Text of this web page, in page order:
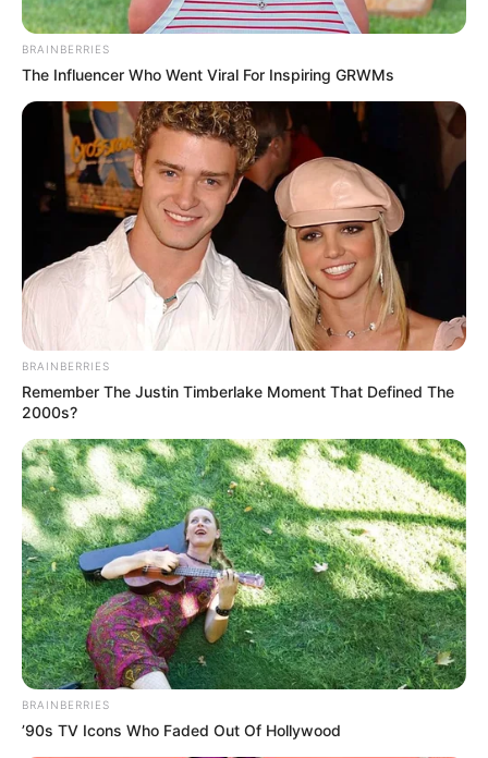
Hace 40 minutos
acaban de
confirmar que…Ver
BRAINBERRIES
The Influencer Who Went Viral For Inspiring GRWMs
BRAINBERRIES
Remember The Justin Timberlake Moment That Defined The
2000s?
BRAINBERRIES
’90s TV Icons Who Faded Out Of Hollywood